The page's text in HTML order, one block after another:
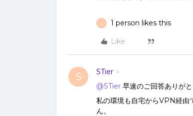
S 1 person likes this
Like
S STier
@STier 早速のご回答ありがと
私の環境も自宅からVPN経由
ん。